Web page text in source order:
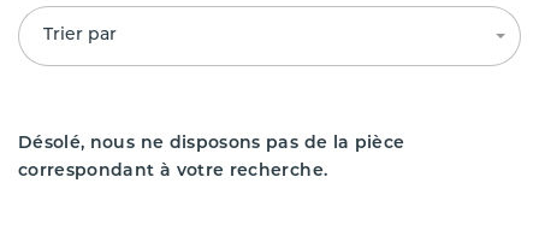
Trier par
Désolé, nous ne disposons pas de la pièce
correspondant à votre recherche.